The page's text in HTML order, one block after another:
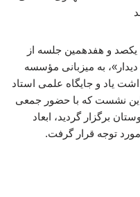
یکصد و هفدهمین جلسه از
به میزبانی مؤسسه
یاد و جایگاه علمی استاد
این نشست که با حضور جمعی
برگزار گردید، ابعاد
توجه قرار گرفت.